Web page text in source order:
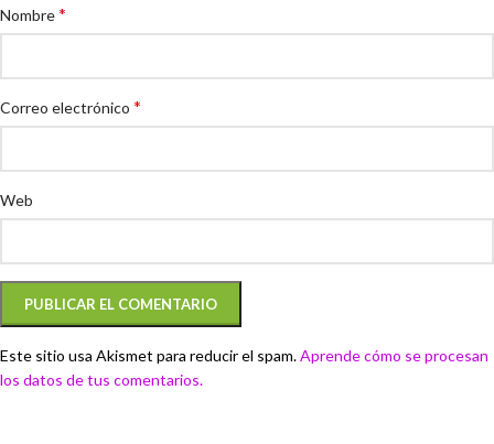
Nombre*
Correo electrónico *
Web
Este sitio usa Akismet para reducir el spam.Aprende cómo se procesan
los datos de tus comentarios.